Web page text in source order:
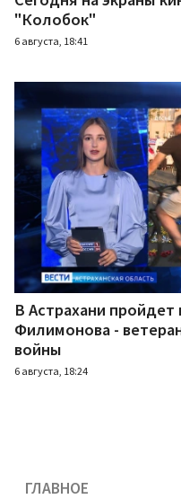
"Колобок"
6 августа, 18:41
В Астрахани
Филимонова -
войны
6 августа, 18:24
ГЛАВНОЕ